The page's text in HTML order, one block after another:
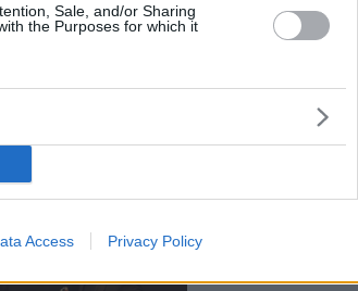
Sale, and/or Sharing
the Purposes for which it
Access Privacy Policy